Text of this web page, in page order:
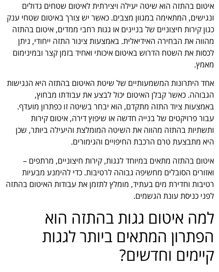
איטום בהתזה הוא שיטה יעילה ויצירתית לאיטום שטחים גדולים
ונגישים, המתאימה במגוון מצבים. כאשר יש צורך באיטום שטחי ענק
כגון קירות חיצוניים של בניינים או גגות רחבי ממדים, איטום בהתזה
מהווה את הבחירה האידיאלית. באמצעות צינור התזה ייחודי, ניתן
לכסות את השטח הדרוש באיטום איכותי ואחיד בזמן קצר ובמינימום
מאמץ.
אחד היתרונות המשמעותיים של שיטת האיטום בהתזה היא הנגישות
הגבוהה. כאשר קבלן האיטום יכול לבצע את עבודתו מבחוץ,
באמצעות ציוד התזה מתקדם, הוא יבחר בשיטה זו כפתרון מועדף.
עבור פרויקטים של בנייה חדשה או שיפוץ דירה, איטום קירות
ותשתיות בהתזה מהווה את השיטה המומלצת והיעילה ביותר, שכן
היא מתבצעת טרם הרכבת החיפויים והגימורים.
איטום בהתזה מתאים במיוחד לגגות, קירות חיצוניים, מרתפים –
ואזורים הסובלים מחשיפה גבוהה לרטיבות. כדי להימנע מבעיות
רטיבות וחדירת מים בעתיד, מומלץ לתזמן את עבודות האיטום בהתזה
לפני כניסת עונת הגשמים.
למה איטום גגות בהתזה הוא
הפתרון המתאים ביותר לגגות
קיימים וחדשים?